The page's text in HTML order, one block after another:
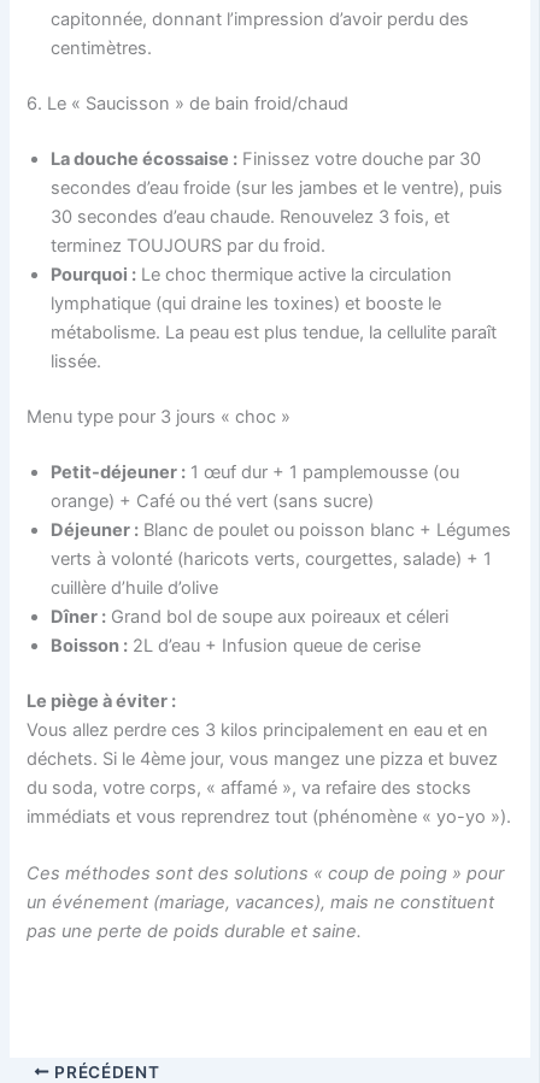
capitonnée, donnant l’impression d’avoir perdu des
centimètres.
6. Le « Saucisson » de bain froid/chaud
La douche écossaise : Finissez votre douche par 30
secondes d’eau froide (sur les jambes et le ventre), puis
30 secondes d’eau chaude. Renouvelez 3 fois, et
terminez TOUJOURS par du froid.
Pourquoi : Le choc thermique active la circulation
lymphatique (qui draine les toxines) et booste le
métabolisme. La peau est plus tendue, la cellulite paraît
lissée.
Menu type pour 3 jours « choc »
Petit-déjeuner : 1 œuf dur + 1 pamplemousse (ou
orange) + Café ou thé vert (sans sucre)
Déjeuner : Blanc de poulet ou poisson blanc + Légumes
verts à volonté (haricots verts, courgettes, salade) + 1
cuillère d’huile d’olive
Dîner : Grand bol de soupe aux poireaux et céleri
Boisson : 2L d’eau + Infusion queue de cerise
Le piège à éviter :
Vous allez perdre ces 3 kilos principalement en eau et en
déchets. Si le 4ème jour, vous mangez une pizza et buvez
du soda, votre corps, « affamé », va refaire des stocks
immédiats et vous reprendrez tout (phénomène « yo-yo »).
Ces méthodes sont des solutions « coup de poing » pour
un événement (mariage, vacances), mais ne constituent
pas une perte de poids durable et saine.
PRÉCÉDENT